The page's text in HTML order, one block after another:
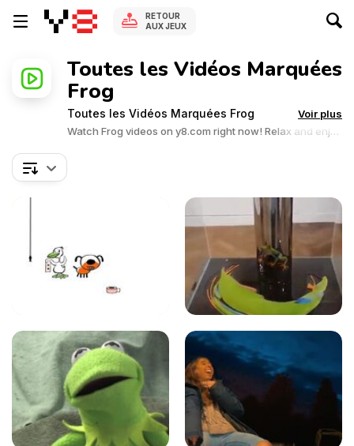
RETOUR
AUX JEUX
Toutes les Vidéos Marquées
Frog
Toutes les Vidéos Marquées Frog
Watch Frog videos on y8.com right now! Relax and enjoy
Voir plus